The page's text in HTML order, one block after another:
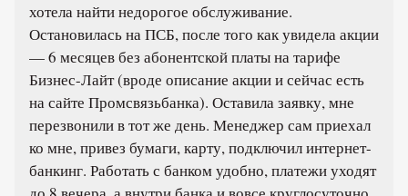
хотела найти недорогое обслуживание.
Остановилась на ПСБ, после того как увидела акции
— 6 месяцев без абонентской платы на тарифе
Бизнес-Лайт (вроде описание акции и сейчас есть
на сайте Промсвязьбанка). Оставила заявку, мне
перезвонили в тот же день. Менеджер сам приехал
ко мне, привез бумаги, карту, подключил интернет-
банкинг. Работать с банком удобно, платежи уходят